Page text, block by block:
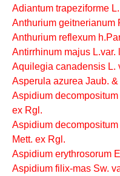
Adiantum trapeziforme
Anthurium geitnerianum
Anthurium reflexum
Antirrhinum majus
Aquilegia canadensis L.
Asperula azurea Jaub.
Aspidium
ex Rgl.
Aspidium
Mett. ex Rgl.
Aspidium erythrosorum
Aspidium filix-mas Sw.